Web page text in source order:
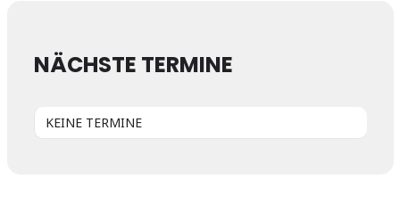
NÄCHSTE TERMINE
KEINE TERMINE